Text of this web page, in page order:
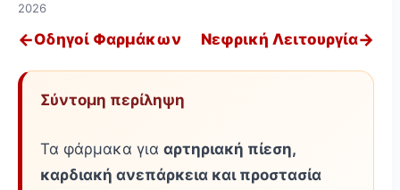
2026
←Οδηγοί Φαρμάκων Νεφρική Λειτουργία→
Σύντομη περίληψη
Τα φάρμακα για αρτηριακή πίεση,
καρδιακή ανεπάρκεια και προστασία